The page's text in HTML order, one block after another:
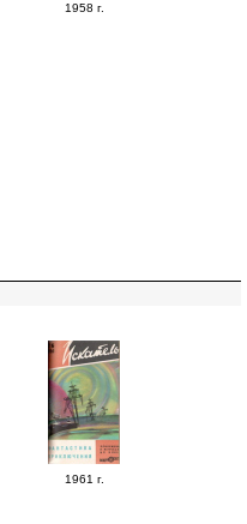
1958 г.
1961 г.